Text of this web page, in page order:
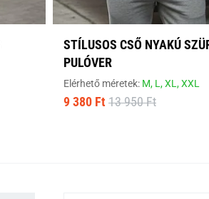
STÍLUSOS CSŐ NYAKÚ
PULÓVER
Elérhető méretek: M, L,XL,XXL
9 380 Ft 13 950 Ft